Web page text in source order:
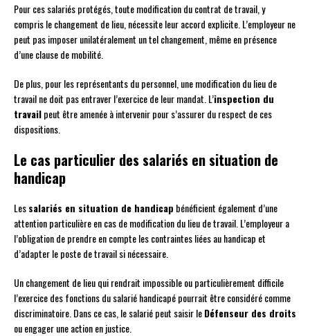
Pour ces salariés protégés, toute modification du contrat de travail, y
compris le changement de lieu, nécessite leur accord explicite. L’employeur ne
peut pas imposer unilatéralement un tel changement, même en présence
d’une clause de mobilité.
De plus, pour les représentants du personnel, une modification du lieu de
travail ne doit pas entraver l’exercice de leur mandat. L’inspection du
travailpeut être amenée à intervenir pour s’assurer du respect de ces
dispositions.
Le cas particulier des salariés en situation de
handicap
Lessalariés en situation de handicap bénéficient également d’une
attention particulière en cas de modification du lieu de travail. L’employeur a
l’obligation de prendre en compte les contraintes liées au handicap et
d’adapter le poste de travail si nécessaire.
Un changement de lieu qui rendrait impossible ou particulièrement difficile
l’exercice des fonctions du salarié handicapé pourrait être considéré comme
discriminatoire. Dans ce cas, le salarié peut saisir leDéfenseur des droits
ou engager une action en justice.